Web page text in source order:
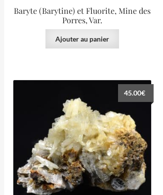
Baryte (Barytine) et Fluorite, Mine des
Porres, Var.
Ajouter au panier
45.00€